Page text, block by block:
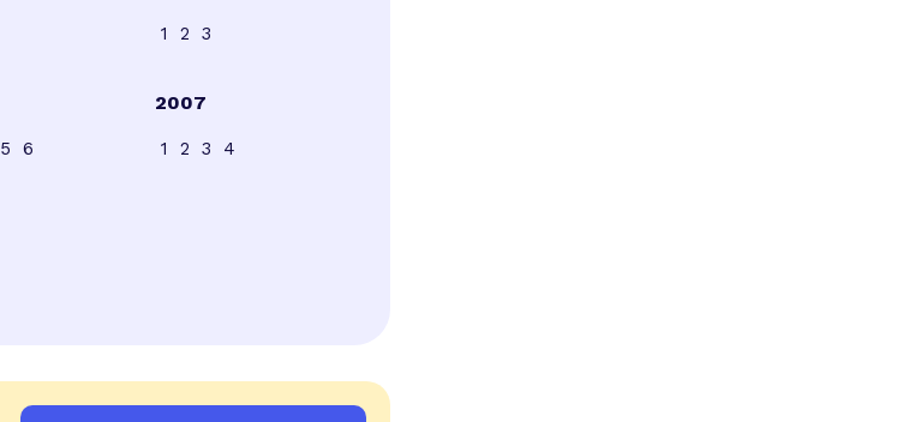
1 2 3
5 6
2007
1 2 3 4